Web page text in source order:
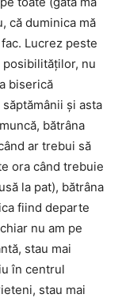
că duminica mă
Lucrez peste
posibilităţilor, nu
biserică
şi asta
bătrâna
ar trebui să
ora când trebuie
la pat), bătrâna
fiind departe
nu am pe
stau mai
în centrul
stau mai